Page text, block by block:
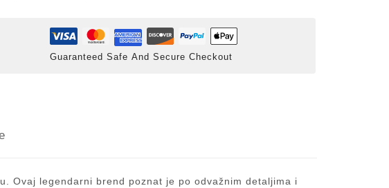
Guaranteed Safe And Secure Checkout
Ovaj legendarni brend poznat je po odvažnim detaljima i